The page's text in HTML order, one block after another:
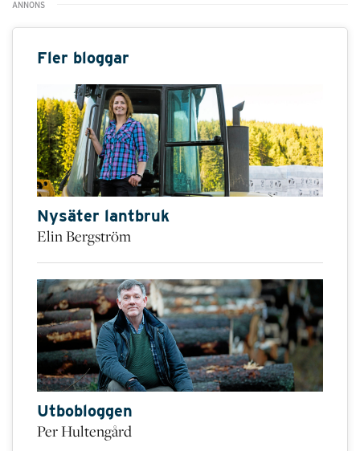
Fler bloggar
Nysäter lantbruk
Elin Bergström
Utbobloggen
Per Hultengård